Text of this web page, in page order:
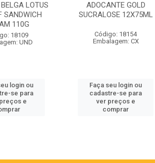
LOTUS
SANDWICH
110G
18109
UND
login ou
se para
e
ADOCANTE GOLD
SUCRALOSE 12X75ML
Código: 18154
Embalagem: CX
Faça seu login ou
cadastre-se para
ver preços e
comprar